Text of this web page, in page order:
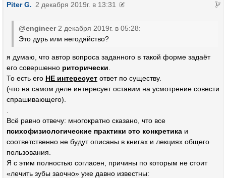
Piter G. 2 декабря 2019г. в 13:31
@engineer 2 декабря 2019г. в 05:28:
Это дурь или негодяйство?
я думаю, что автор вопроса заданного в такой форме задаёт
его совершенно риторически
То есть его НЕ интересует ответ по существу.
(что на самом деле интересует оставим на усмотрение совести
спрашивающего).
Всё равно отвечу: многократно сказано, что все
психофизиологические практики это конкретика и
соответственно не будут описаны в книгах и лекциях общего
пользования.
Я с этим полностью согласен, причины по которым не стоит
«лечить зубы заочно» уже давно известны: